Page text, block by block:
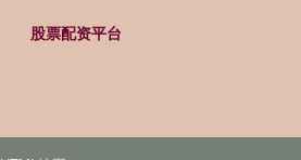
股票配资平台